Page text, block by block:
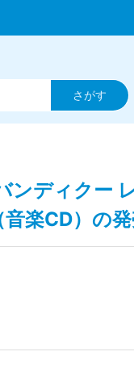
ンディクー
楽CD）の